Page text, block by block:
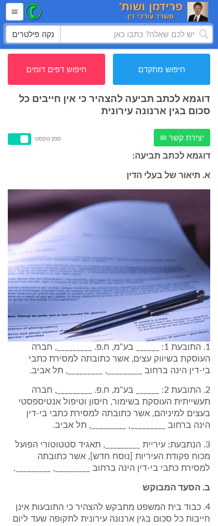
נקה פילטרים
חיפוש מתקדם חיפוש דפים דומים
דוגמא לכתב תביעה להצהיר כי אין חייבים כל
סכום בגין ארנונה עירונית
יצירת קשר ✉ סמן טקסט
דוגמא לכתב תביעה:
א. תיאור של בעלי הדין
1. התובעת 1: ______ בע"מ, ח.פ. _________, חברה
העוסקת בשיווק עצים, אשר כתובתה למסירת כתבי
בי-דין הינה ברחוב _________, _________, תל אביב.
2. התובעת 2: ______ בע"מ, ח.פ. _________, חברה
תעשייתית העוסקת בשימור, חיסון וטיפול אנטיספסטי
בעצים למיניהם, אשר כתובתה למסירת כתבי בי-דין
הינה ברחוב _________, _________, תל אביב.
3. הנתבעת: עיריית _________, תאגיד סטטוטורי הפועל
מכוח פקודת העיריות [נוסח חדש], אשר כתובתה
למסירת כתבי בי-דין הינה ברחוב _________, _________.
ב. הסעד המבוקש
4. כבוד בית המשפט מתבקש להצהיר כי התובעות אינן
חייבות כל סכום בגין ארנונה עירונית לתקופה שעד ליום